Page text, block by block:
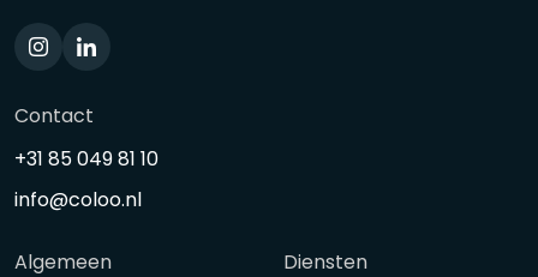
Contact
+31 85 049 81 10
info@coloo.nl
Algemeen
Diensten